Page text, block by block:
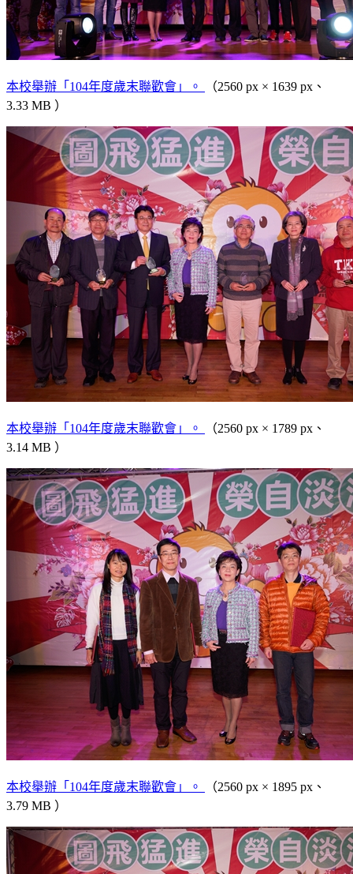
本校舉辦「104年度歲末聯歡會」。
（2560 px × 1639 px、
3.33 MB ）
本校舉辦「104年度歲末聯歡會」。
（2560 px × 1789 px、
3.14 MB ）
本校舉辦「104年度歲末聯歡會」。
（2560 px × 1895 px、
3.79 MB ）